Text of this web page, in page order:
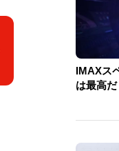
IMAXス
は最高だ